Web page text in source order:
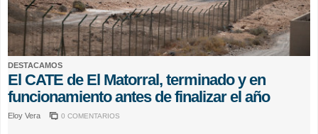
DESTACAMOS
El CATE de El Matorral, terminado y en
funcionamiento antes de finalizar el año
Eloy Vera 0 COMENTARIOS